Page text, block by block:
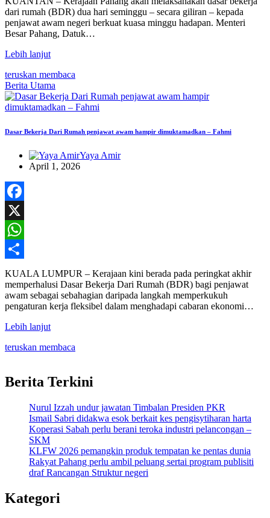
dari rumah (BDR) dua hari seminggu – secara giliran – kepada
penjawat awam negeri berkuat kuasa minggu hadapan. Menteri
Besar Pahang, Datuk…
Lebih lanjut
teruskan membaca
Berita Utama
Dasar Bekerja Dari Rumah penjawat awam hampir dimuktamadkan – Fahmi
Yaya Amir
April 1, 2026
Facebook
X
WhatsApp
Share
KUALA LUMPUR – Kerajaan kini berada pada peringkat akhir
memperhalusi Dasar Bekerja Dari Rumah (BDR) bagi penjawat
awam sebagai sebahagian daripada langkah memperkukuh
pengaturan kerja fleksibel dalam menghadapi cabaran ekonomi…
Lebih lanjut
teruskan membaca
Berita Terkini
Nurul Izzah undur jawatan Timbalan Presiden PKR
Ismail Sabri didakwa esok berkait kes pengisytiharan harta
Koperasi Sabah perlu berani teroka industri pelancongan –
SKM
KLFW 2026 pemangkin produk tempatan ke pentas dunia
Rakyat Pahang perlu ambil peluang sertai program publisiti
draf Rancangan Struktur negeri
Kategori